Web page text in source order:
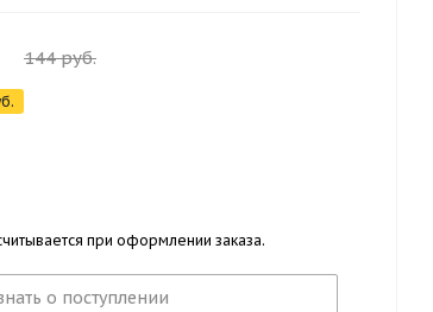
144руб.
при оформлении заказа.
о поступлении